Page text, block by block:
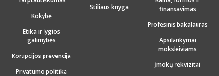
Kokybė
Etika ir lygios
galimybės
Korupcijos prevencija
Privatumo politika
Stiliaus knyga
finansavimas
Profesinis bakalauras
Apsilankymai
moksleiviams
Įmokų rekvizitai